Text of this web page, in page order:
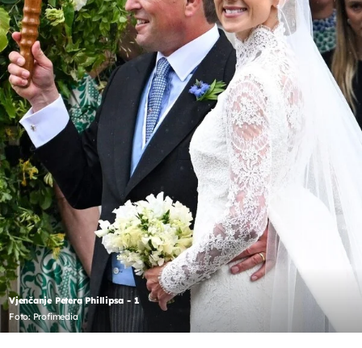
Vjenčanje Petera Phillipsa - 1
Foto: Profimedia